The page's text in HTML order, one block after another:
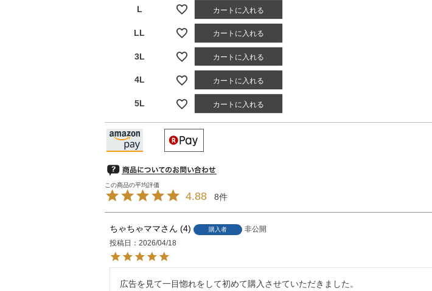
L カートに入れる
LL カートに入れる
3L カートに入れる
4L カートに入れる
5L カートに入れる
4.88 8
ちゃちゃママ 4 購入者
非公開
投稿日
2026/04/18
広告を見て一目惚れをして初めて購入させていただきました。